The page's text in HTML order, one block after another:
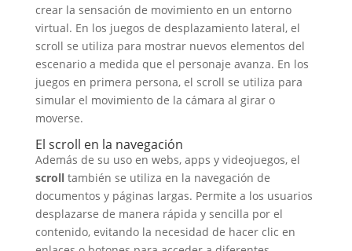
crear la sensación de movimiento en un entorno
virtual. En los juegos de desplazamiento lateral, el
scroll se utiliza para mostrar nuevos elementos del
escenario a medida que el personaje avanza. En los
juegos en primera persona, el scroll se utiliza para
simular el movimiento de la cámara al girar o
moverse.
El scroll en la navegación
Además de su uso en webs, apps y videojuegos, el
scrolltambién se utiliza en la navegación de
documentos y páginas largas. Permite a los usuarios
desplazarse de manera rápida y sencilla por el
contenido, evitando la necesidad de hacer clic en